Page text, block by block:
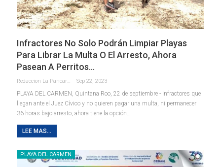
Infractores No Solo Podrán Limpiar Playas
Para Librar La Multa O El Arresto, Ahora
Pasean A Perritos…
Redaccion La Pancarta De Quintana Roo Sep 22, 2023
PLAYA DEL CARMEN, Quintana Roo, 22 de septiembre - Infractores que
llegan ante el Juez Cívico y no quieren pagar una multa, ni permanecer
36 horas bajo arresto, ahora tiene la opción…
LEE MAS...
PLAYA DEL CARMEN